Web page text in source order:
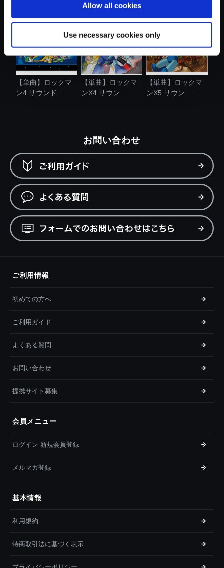
Allow all cookies
Use necessary cookies only
【単曲】ロックマ
ン4 サウンド...
【単曲】ロックマ
ンX4 サウン....
【単曲】ロックマ
ンX5 サウン....
お問い合わせ
ご利用情報
初めての方へ
ご利用ガイド
よくある質問
お問い合わせ
提携サイト募集
会員メニュー
ログイン 新規会員登録
メルマガ登録
基本情報
利用規約
特商取引法に基づく表示